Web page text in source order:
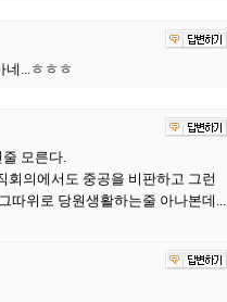
...ㅎㅎㅎ
모른다.
회의에서도 중공을 비판하고 그런
따위로 당원생활하는줄 아나본데...